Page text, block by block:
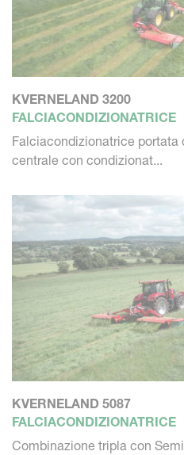
KVERNELAND 3200
FALCIACONDIZIONATRICE
Falciacondizionatrice portata
centrale con condizionat...
KVERNELAND 5087
FALCIACONDIZIONATRICE
Combinazione tripla con